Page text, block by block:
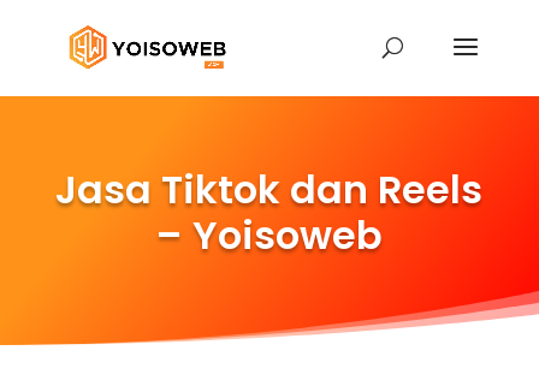
Jasa Tiktok dan Reels
– Yoisoweb